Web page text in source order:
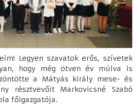
Legyen szavatok erős, szívetek
hogy még ötven év múlva is
a Mátyás király mese- és
résztvevőit Markovicsné Szabó
főigazgatója.